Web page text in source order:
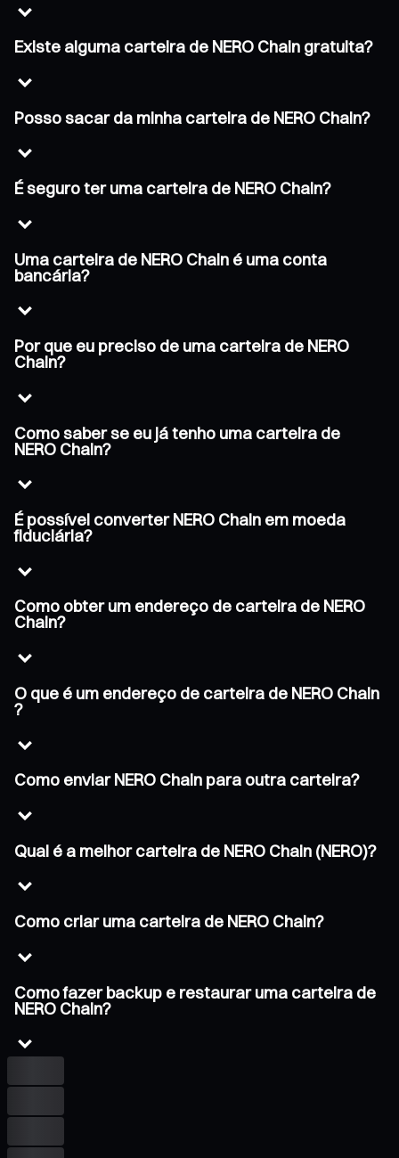
Existe alguma carteira de NERO Chain gratuita?
Posso sacar da minha carteira de NERO Chain?
É seguro ter uma carteira de NERO Chain?
Uma carteira de NERO Chain é uma conta
bancária?
Por que eu preciso de uma carteira de NERO
Chain?
Como saber se eu já tenho uma carteira de
NERO Chain?
É possível converter NERO Chain em moeda
fiduciária?
Como obter um endereço de carteira de NERO
Chain?
O que é um endereço de carteira de NERO Chain
?
Como enviar NERO Chain para outra carteira?
Qual é a melhor carteira de NERO Chain (NERO)?
Como criar uma carteira de NERO Chain?
Como fazer backup e restaurar uma carteira de
NERO Chain?